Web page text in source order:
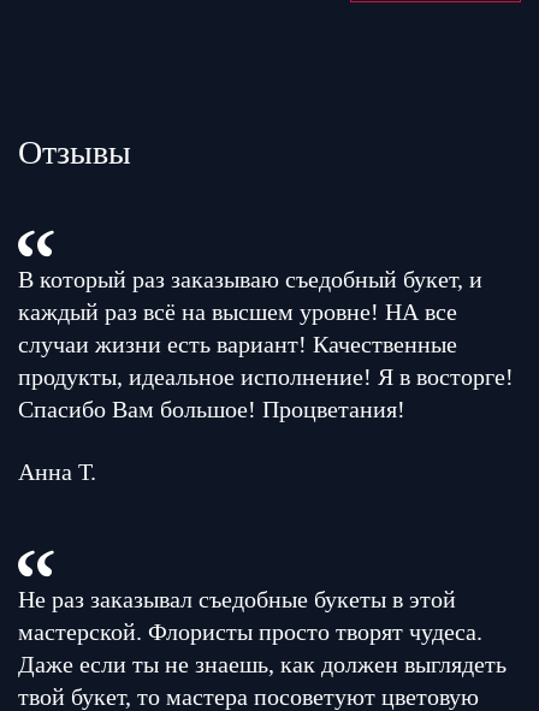
Отзывы
В который раз заказываю съедобный букет, и
каждый раз всё на высшем уровне! НА все
случаи жизни есть вариант! Качественные
продукты, идеальное исполнение! Я в восторге!
Спасибо Вам большое! Процветания!
Анна Т.
Не раз заказывал съедобные букеты в этой
мастерской. Флористы просто творят чудеса.
Даже если ты не знаешь, как должен выглядеть
твой букет, то мастера посоветуют цветовую